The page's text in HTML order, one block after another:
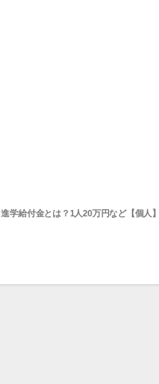
進学給付金とは？1人20万円など【個人】